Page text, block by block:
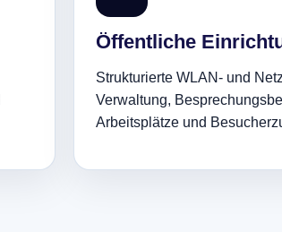
Öffentliche
Strukturierte WLAN- und
Verwaltung,
Arbeitsplätze und